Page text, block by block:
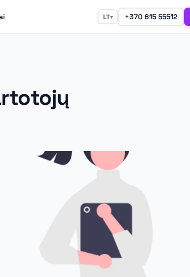
LT▾ +370 615 55512